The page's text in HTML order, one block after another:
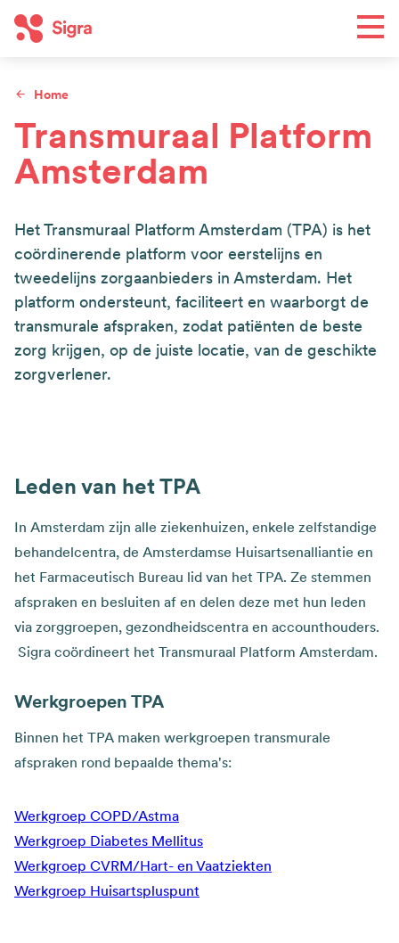
Overslaan
Top
navigation
Wie we zijn
Contact
Word lid
Hoofdnavigatie
Wat we doen
Agenda
Nieuws
Kruimelpad
Home
Transmuraal Platform
Amsterdam
Het Transmuraal Platform Amsterdam (TPA) is het
coördinerende platform voor eerstelijns en
tweedelijns zorgaanbieders in Amsterdam. Het
platform ondersteunt, faciliteert en waarborgt de
transmurale afspraken, zodat patiënten de beste
zorg krijgen, op de juiste locatie, van de geschikte
zorgverlener.
Leden van het TPA
In Amsterdam zijn alle ziekenhuizen, enkele zelfstandige
behandelcentra, de Amsterdamse Huisartsenalliantie en
het Farmaceutisch Bureau lid van het TPA. Ze stemmen
afspraken en besluiten af en delen deze met hun leden
via zorggroepen, gezondheidscentra en accounthouders.
Sigra coördineert het Transmuraal Platform Amsterdam.
Werkgroepen TPA
Binnen het TPA maken werkgroepen transmurale
afspraken rond bepaalde thema's:
Werkgroep COPD/Astma
Werkgroep Diabetes Mellitus
Werkgroep CVRM/Hart- en Vaatziekten
Werkgroep Huisartspluspunt